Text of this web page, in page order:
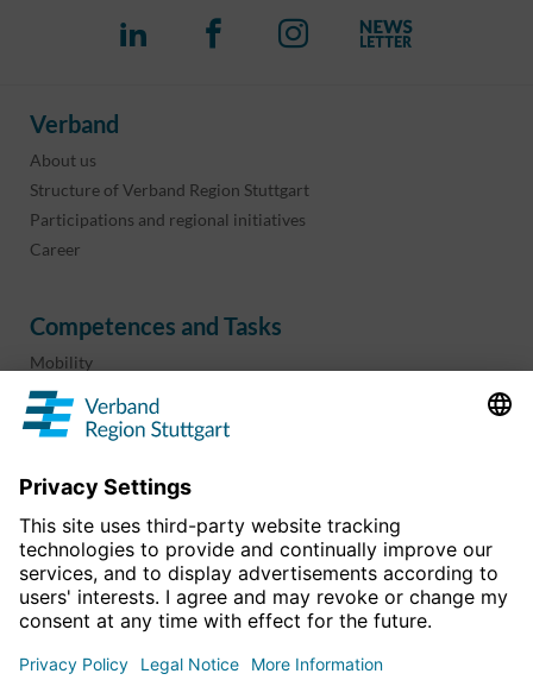
Verband
About us
Structure of Verband Region Stuttgart
Participations and regional initiatives
Career
Competences and Tasks
Mobility
Regional planning
Business development
Projects & programs
overview
Information & Downloads